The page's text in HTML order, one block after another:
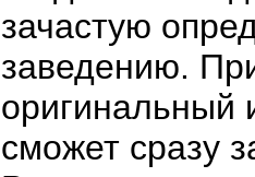
зачастую
заведению.
оригинальный
сможет сразу